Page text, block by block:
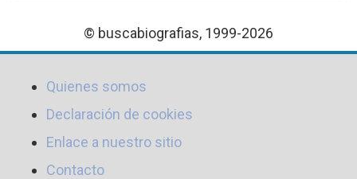
© buscabiografias, 1999-2026
Quienes somos
Declaración de cookies
Enlace a nuestro sitio
Contacto